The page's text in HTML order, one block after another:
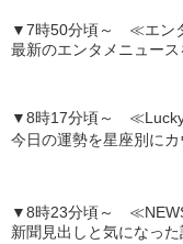
▼7時50分頃～ ≪エン
最新のエンタメニュー
▼8時17分頃～
今日の運勢を星座別にカ
▼8時23分頃～
新聞見出しと気になっ